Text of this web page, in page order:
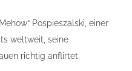
Pospieszalsk i, einer
weltweit, seine
richtig anflirtet.